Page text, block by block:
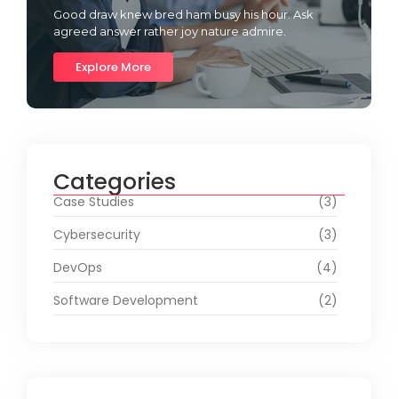
Good draw knew bred ham busy his hour. Ask
agreed answer rather joy nature admire.
Explore More
Categories
Case Studies
(3)
Cybersecurity
(3)
DevOps
(4)
Software Development
(2)